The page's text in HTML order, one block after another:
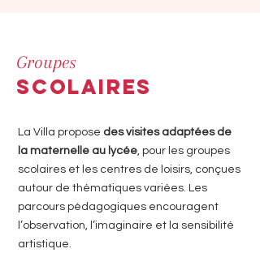
Groupes
SCOLAIRES
La Villa propose des visites adaptées de
la maternelle au lycée, pour les groupes
scolaires et les centres de loisirs, conçues
autour de thématiques variées. Les
parcours pédagogiques encouragent
l’observation, l’imaginaire et la sensibilité
artistique.